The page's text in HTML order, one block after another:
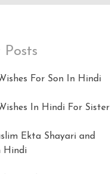
Posts
For Son In Hindi
In Hindi For Sister
Ekta Shayari and
Hindi